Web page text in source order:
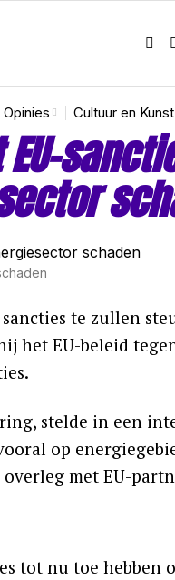
Opinies Cultuur en Kunst
te zullen
het EU-beleid
stelde in een
op
met EU-
tot nu toe hebben